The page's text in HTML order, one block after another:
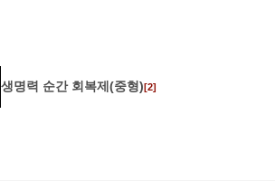
생명력 순간 회복제(중형)[2]